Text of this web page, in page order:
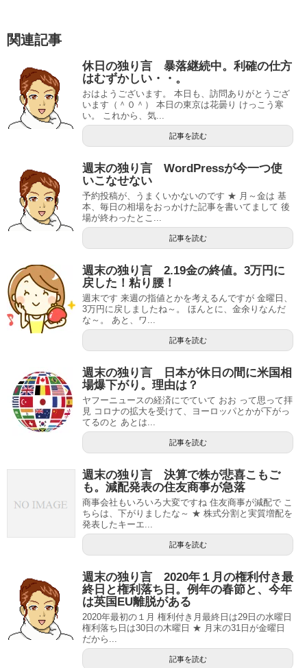
関連記事
休日の独り言 暴落継続中。利確の仕方
はむずかしい・・。
おはようございます。 本日も、訪問ありがとうござ
います（＾０＾） 本日の東京は花曇り けっこう寒
い。 これから、気...
記事を読む
週末の独り言 WordPressが今一つ使
いこなせない
予約投稿が、うまくいかないのです ★ 月～金は 基
本、毎日の相場をおっかけた記事を書いてまして 後
場が終わったとこ...
記事を読む
週末の独り言 2.19金の終値。3万円に
戻した！粘り腰！
週末です 来週の指値とかを考えるんですが 金曜日、
3万円に戻しましたね～。 ほんとに、金余りなんだ
な～。 あと、ワ...
記事を読む
週末の独り言 日本が休日の間に米国相
場爆下がり。理由は？
ヤフーニュースの経済にでていて おお って思って拝
見 コロナの拡大を受けて、ヨーロッパとかが下がっ
てるのと あとは...
記事を読む
週末の独り言 決算で株が悲喜こもご
も。減配発表の住友商事が急落
商事会社もいろいろ大変ですね 住友商事が減配で こ
ちらは、下がりましたな～ ★ 株式分割と実質増配を
発表したキーエ...
記事を読む
週末の独り言 2020年１月の権利付き最
終日と権利落ち日。例年の春節と、今年
は英国EU離脱がある
2020年最初の１月 権利付き月最終日は29日の水曜日
権利落ち日は30日の木曜日 ★ 月末の31日が金曜日
だから...
記事を読む